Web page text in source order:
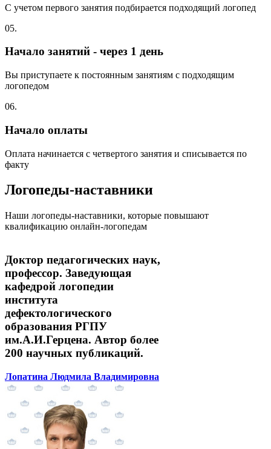
С учетом первого занятия подбирается подходящий логопед
05.
Начало занятий - через 1 день
Вы приступаете к постоянным занятиям с подходящим
логопедом
06.
Начало оплаты
Оплата начинается с четвертого занятия и списывается по
факту
Логопеды-наставники
Наши логопеды-наставники, которые повышают
квалификацию онлайн-логопедам
Доктор педагогических наук,
профессор. Заведующая
кафедрой логопедии
института
дефектологического
образования РГПУ
им.А.И.Герцена. Автор более
200 научных публикаций.
Лопатина Людмила Владимировна